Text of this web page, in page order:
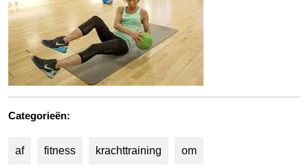
Categorieën:
af fitness krachttraining om